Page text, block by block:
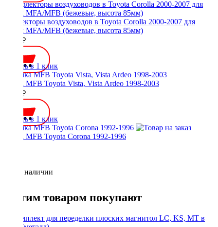
Дефлекторы воздуховодов в Toyota Corolla 2000-2007 для
рамок MFA/MFB (бежевые, высота 85мм)
2000 ₽
Купить в 1 клик
Рамка MFB Toyota Vista, Vista Ardeo 1998-2003
2200 ₽
Купить в 1 клик
Рамка MFB Toyota Corona 1992-1996
Нет в наличии
С этим товаром покупают